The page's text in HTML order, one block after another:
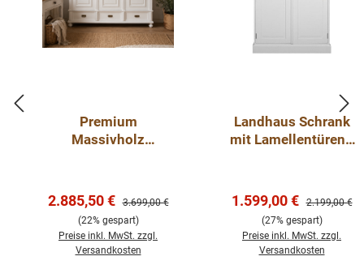
perfekte Highlight für diejenigen, die sowohl praktische
Lösungen als auch raffinierten Stil suchen.
Tiefe 59 cm
4 Einlegeböden
Landhausstil
100 % massives Kiefernholz
Premium
Massivholz
cm – Weiß –
Zerlegbar
Verkaufspreis:
2.885,50 € Regulärer Preis:
3.699,00 €
(22% gespart)
Preise inkl. MwSt. zzgl.
Versandkosten
Landhaus Schrank
mit Lamellentüren -
Verkaufspreis:
1.599,00 € Regulärer
2.199,00 €
(27% gespart)
Preise inkl. MwSt. zzgl.
Versandkosten